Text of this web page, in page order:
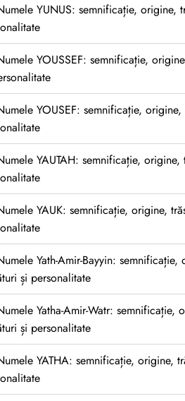
YUNUS: semnificație, origine,
YOUSSEF: semnificație,
YOUSEF: semnificație, origine,
YAUTAH: semnificație, origine,
YAUK: semnificație, origine,
Yath-Amir-Bayyin: semnificație,
și personalitate
Yatha-Amir-Watr: semnificație,
și personalitate
YATHA: semnificație, origine,